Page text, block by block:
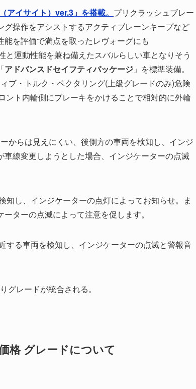
イサイト）ver.3」を搭載。 プリクラッシュブレー
操作をアシストするアクティブレーンキープなど
を評価で満点を取ったレヴォーグにも
と運動性能を兼ね備えたスバルらしい車となりそう
アドバンスドセイフティパッケージ 」を標準装備。
ブ・トルク・ベクタリング(上級グレードのみ)危険
ト内輪側にブレーキをかけることで相対的に外輪
からは見えにくい、後側方の車両を検知し、インジ
線変更しようとした場合、インジケーターの点滅
し、インジケーターの点灯によってお知らせ。ま
ターの点滅によって注意を促します。
する車両を検知し、インジケーターの点滅と警報音
グレードが統合される。
格 グレードについて